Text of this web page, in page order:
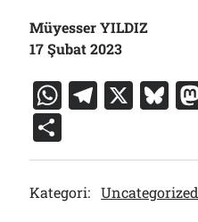
Müyesser YILDIZ
17 Şubat 2023
W
at
s
A
T
e
gr
a
X Bl
e
s
k
h
ar
e
Kategori: Uncategorized